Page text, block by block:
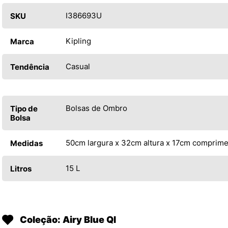
SKU I386693U
Marca Kipling
Tendência Casual
Tipo de
Bolsa
Bolsas de Ombro
Medidas 50cm largura x 32cm altura x 17cm
Litros 15 L
Coleção: Airy Blue QI